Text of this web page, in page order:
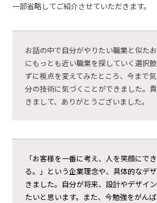
一部省略してご紹介させていただきます。
お話の中で自分がやりたい職業と似た
にもっとも近い職業を探していく選択
ずに視点を変えてみたところ、今まで
分の技術に気づくことができました。
きまして、ありがとうございました。
「お客様を一番に考え、人を笑顔にで
る。」という企業理念や、具体的なデ
きました。自分が将来、設計やデザイ
たいと思います。また、今勉強をがん